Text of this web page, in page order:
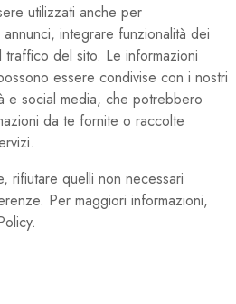
utilizzati anche per
integrare funzionalità dei
del sito. Le informazioni
essere condivise con i nostri
e social media, che potrebbero
da te fornite o raccolte
rifiutare quelli non necessari
Per maggiori informazioni,